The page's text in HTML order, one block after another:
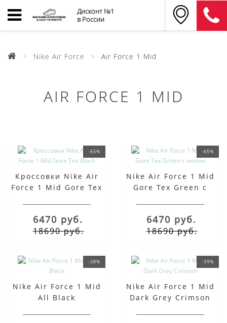
Дисконт №1
в России
Nike Air Force Air Force 1 Mid
AIR FORCE 1 MID
-65%
Кроссовки Nike Air
Force 1 Mid Gore Tex
6470 руб.
18690 руб.
-65%
Nike Air Force 1 Mid
Gore Tex Green с
6470 руб.
18690 руб.
-38%
Nike Air Force 1 Mid
All Black
-39%
Nike Air Force 1 Mid
Dark Grey Crimson